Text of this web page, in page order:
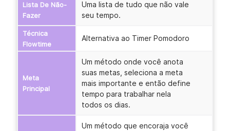
Lista De Não-
Fazer
Uma lista de tudo que não vale
seu tempo.
Técnica
Flowtime
Alternativa ao Timer Pomodoro
Meta
Principal
Um método onde você anota
suas metas, seleciona a meta
mais importante e então define
tempo para trabalhar nela
todos os dias.
Um método que encoraja você